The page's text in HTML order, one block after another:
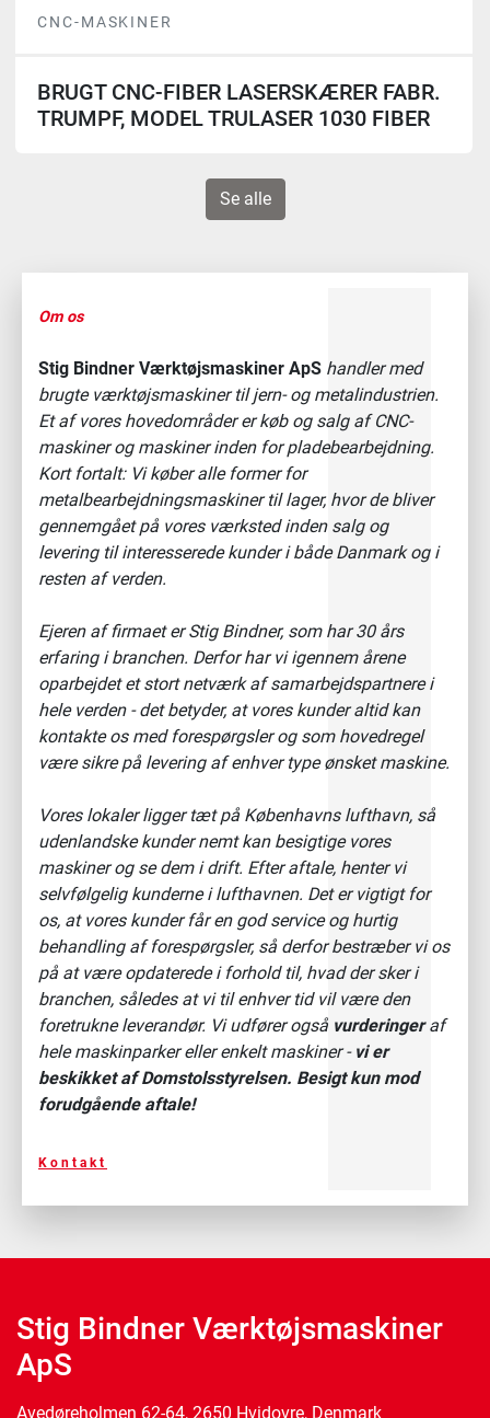
CNC-MASKINER
BRUGT CNC-FIBER LASERSKÆRER FABR.
TRUMPF, MODEL TRULASER 1030 FIBER
Se alle
Om os
Stig Bindner Værktøjsmaskiner ApS handler med
brugte værktøjsmaskiner til jern- og metalindustrien.
Et af vores hovedområder er køb og salg af CNC-
maskiner og maskiner inden for pladebearbejdning.
Kort fortalt: Vi køber alle former for
metalbearbejdningsmaskiner til lager, hvor de bliver
gennemgået på vores værksted inden salg og
levering til interesserede kunder i både Danmark og i
resten af verden.
Ejeren af firmaet er Stig Bindner, som har 30 års
erfaring i branchen. Derfor har vi igennem årene
oparbejdet et stort netværk af samarbejdspartnere i
hele verden - det betyder, at vores kunder altid kan
kontakte os med forespørgsler og som hovedregel
være sikre på levering af enhver type ønsket maskine.
Vores lokaler ligger tæt på Københavns lufthavn, så
udenlandske kunder nemt kan besigtige vores
maskiner og se dem i drift. Efter aftale, henter vi
selvfølgelig kunderne i lufthavnen. Det er vigtigt for
os, at vores kunder får en god service og hurtig
behandling af forespørgsler, så derfor bestræber vi os
på at være opdaterede i forhold til, hvad der sker i
branchen, således at vi til enhver tid vil være den
foretrukne leverandør. Vi udfører også vurderingeraf
hele maskinparker eller enkelt maskiner - vi er
beskikket af Domstolsstyrelsen. Besigt kun mod
forudgående aftale!
Kontakt
Stig Bindner Værktøjsmaskiner
ApS
Avedøreholmen 62-64, 2650 Hvidovre, Denmark